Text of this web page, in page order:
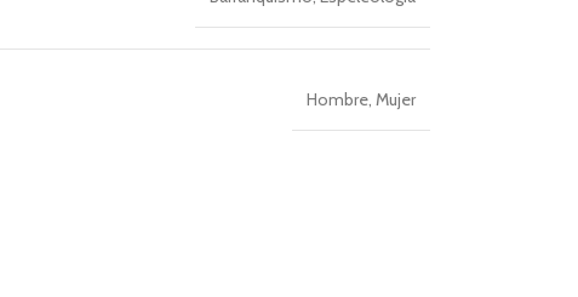
Hombre, Mujer